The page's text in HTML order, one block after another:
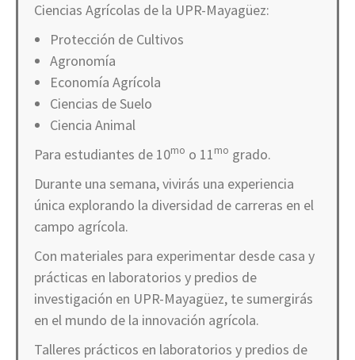
Ciencias Agrícolas de la UPR-Mayagüez:
Protección de Cultivos
Agronomía
Economía Agrícola
Ciencias de Suelo
Ciencia Animal
Para estudiantes de 10mo o 11mo grado.
Durante una semana, vivirás una experiencia
única explorando la diversidad de carreras en el
campo agrícola.
Con materiales para experimentar desde casa y
prácticas en laboratorios y predios de
investigación en UPR-Mayagüez, te sumergirás
en el mundo de la innovación agrícola.
Talleres prácticos en laboratorios y predios de